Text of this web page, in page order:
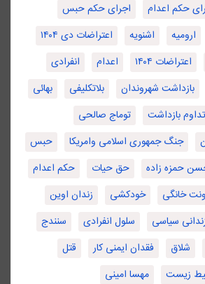
حکم اعدام
اجرای حکم حبس
ارومیه اشنویه
اعتراضات دی ۱۴۰۴
اعتراضات ۱۴۰۴ اعدام
انفرادی
بازداشت شهروندان بلاتکلیفی
بهائی
تداوم بازداشت
توماج صالحی
جنگ جمهوری اسلامی وامریکا
حبس
حمزه زاده حق حیات
حکم اعدام
خانگی خودکشی
زندان اوین
سیاسی سلول انفرادی
سنندج
شلاق فقدان ایمنی کار
قتل
زیست
مهسا امینی